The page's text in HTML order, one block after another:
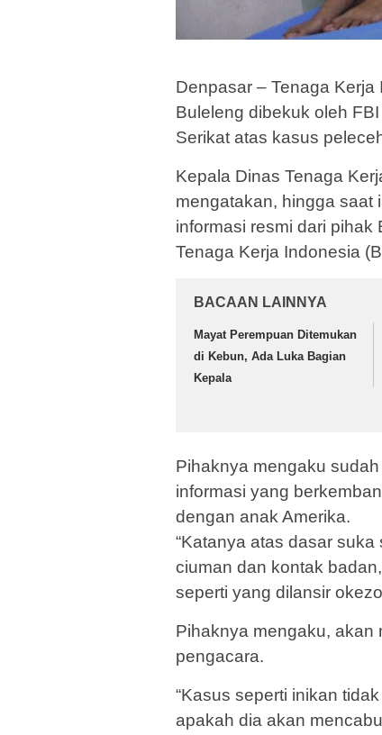
Denpasar – Tenaga
Buleleng dibekuk oleh
Serikat atas kasus
Kepala Dinas Tenaga
mengatakan, hingga saat
informasi resmi dari
Tenaga Kerja Indonesia
BACAAN LAINNYA
Mayat Perempuan Ditemukan
di Kebun, Ada Luka Bagian
Kepala
Pihaknya mengaku
informasi yang
dengan anak Amerika.
“Katanya atas dasar
ciuman dan kontak
seperti yang dilansir
Pihaknya mengaku, akan
pengacara.
“Kasus seperti inikan
apakah dia akan